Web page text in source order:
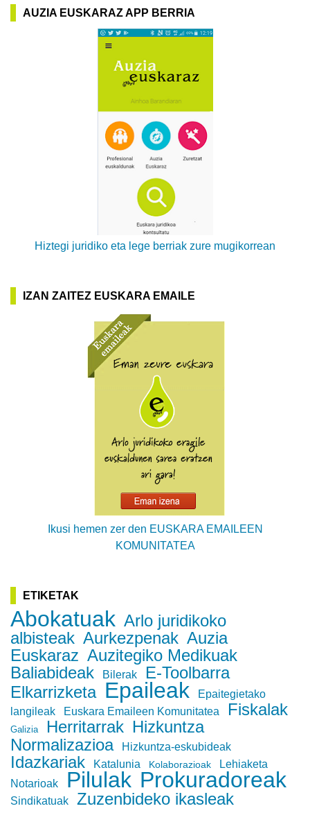
AUZIA EUSKARAZ APP BERRIA
Hiztegi juridiko eta lege berriak zure mugikorrean
IZAN ZAITEZ EUSKARA EMAILE
Ikusi hemen zer den EUSKARA EMAILEEN
KOMUNITATEA
ETIKETAK
Abokatuak Arlo juridikoko
albisteak Aurkezpenak Auzia
Euskaraz Auzitegiko Medikuak
Baliabideak
Bilerak
E-Toolbarra
Elkarrizketa Epaileak
Epaitegietako
langileak
Euskara Emaileen Komunitatea Fiskalak
Galizia Herritarrak Hizkuntza
Normalizazioa
Hizkuntza-eskubideak
Idazkariak Katalunia Kolaborazioak
Lehiaketa
Notarioak
Pilulak Prokuradoreak
Sindikatuak Zuzenbideko ikasleak